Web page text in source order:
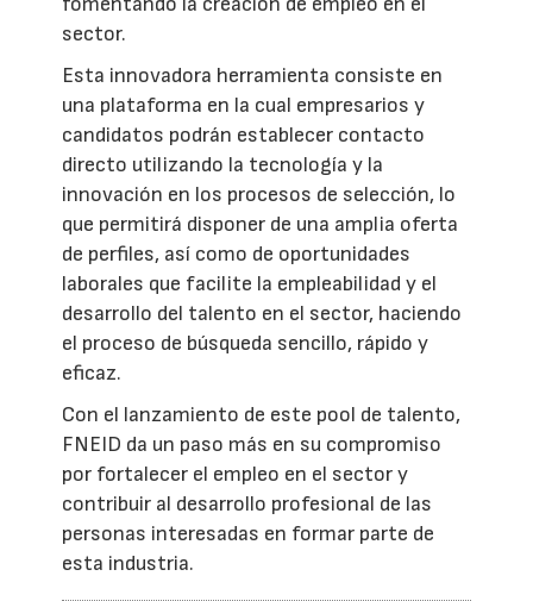
sector.
Esta innovadora herramienta consiste en
una plataforma en la cual empresarios y
candidatos podrán establecer contacto
directo utilizando la tecnología y la
innovación en los procesos de selección, lo
que permitirá disponer de una amplia oferta
de perfiles, así como de oportunidades
laborales que facilite la empleabilidad y el
desarrollo del talento en el sector, haciendo
el proceso de búsqueda sencillo, rápido y
eficaz.
Con el lanzamiento de este pool de talento,
FNEID da un paso más en su compromiso
por fortalecer el empleo en el sector y
contribuir al desarrollo profesional de las
personas interesadas en formar parte de
esta industria.